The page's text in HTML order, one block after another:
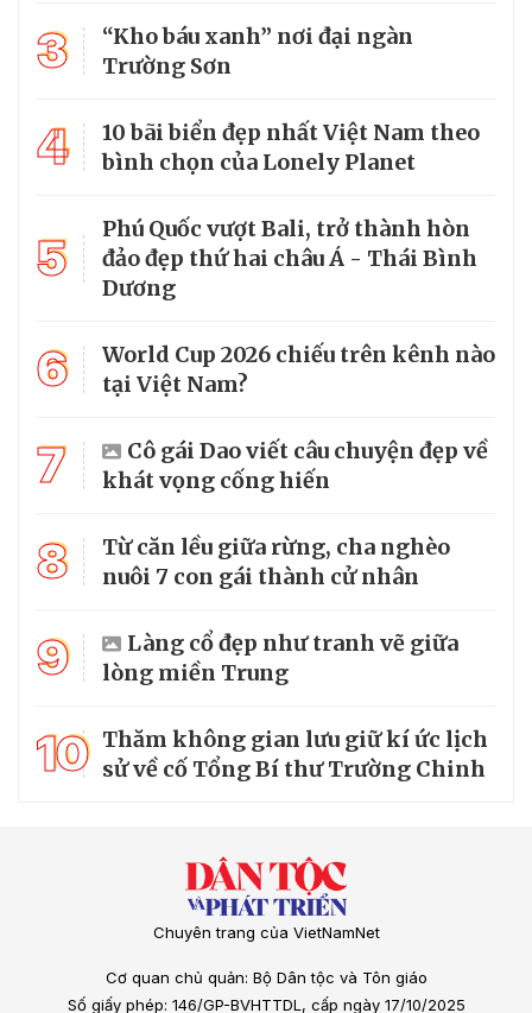
3
“Kho báu xanh” nơi đại ngàn
Trường Sơn
4
10 bãi biển đẹp nhất Việt Nam theo
bình chọn của Lonely Planet
5
Phú Quốc vượt Bali, trở thành hòn
đảo đẹp thứ hai châu Á - Thái Bình
Dương
6
World Cup 2026 chiếu trên kênh nào
tại Việt Nam?
7
Cô gái Dao viết câu chuyện đẹp về
khát vọng cống hiến
8
Từ căn lều giữa rừng, cha nghèo
nuôi 7 con gái thành cử nhân
9
Làng cổ đẹp như tranh vẽ giữa
lòng miền Trung
10 Thăm không gian lưu giữ kí ức lịch
sử về cố Tổng Bí thư Trường Chinh
Chuyên trang của VietNamNet
Cơ quan chủ quản: Bộ Dân tộc và Tôn giáo
Số giấy phép: 146/GP-BVHTTDL, cấp ngày 17/10/2025